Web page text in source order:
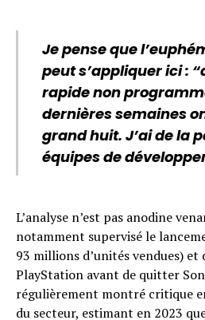
Je pense que
peut s’appliquer ici :
rapide non
dernières semaines
grand huit. J’ai de la
équipes de
L’analyse n’est pas anodine
notamment supervisé le
93 millions d’unités vendues) et
PlayStation avant de quitter
régulièrement montré critique
du secteur, estimant en 2023